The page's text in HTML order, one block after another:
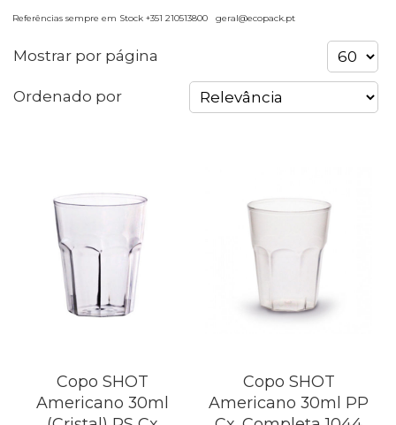
Referências sempre em Stock +351 210513800 geral@ecopack.pt
Mostrar por página
Ordenado por
Copo SHOT
Americano 30ml
Copo SHOT
Americano 30ml PP